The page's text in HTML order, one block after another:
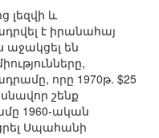
լեզվի և
է իրանահայ
աջակցել են
որը 1970թ. $25
շենք
1960-ական
Սպահանի